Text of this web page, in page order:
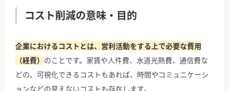
コスト削減の意味・目的
企業におけるコストとは、営利活動をする上で必要な費用
（経費） のことです。家賃や人件費、水道光熱費、通信費な
どの、可視化できるコストもあれば、時間やコミュニケーシ
ョンなどの見えないコストも存在します。